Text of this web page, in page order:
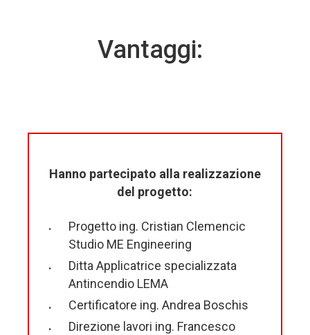
Vantaggi:
Hanno partecipato alla realizzazione
del progetto:
Progetto ing. Cristian Clemencic
Studio ME Engineering
Ditta Applicatrice specializzata
Antincendio LEMA
Certificatore ing. Andrea Boschis
Direzione lavori ing. Francesco